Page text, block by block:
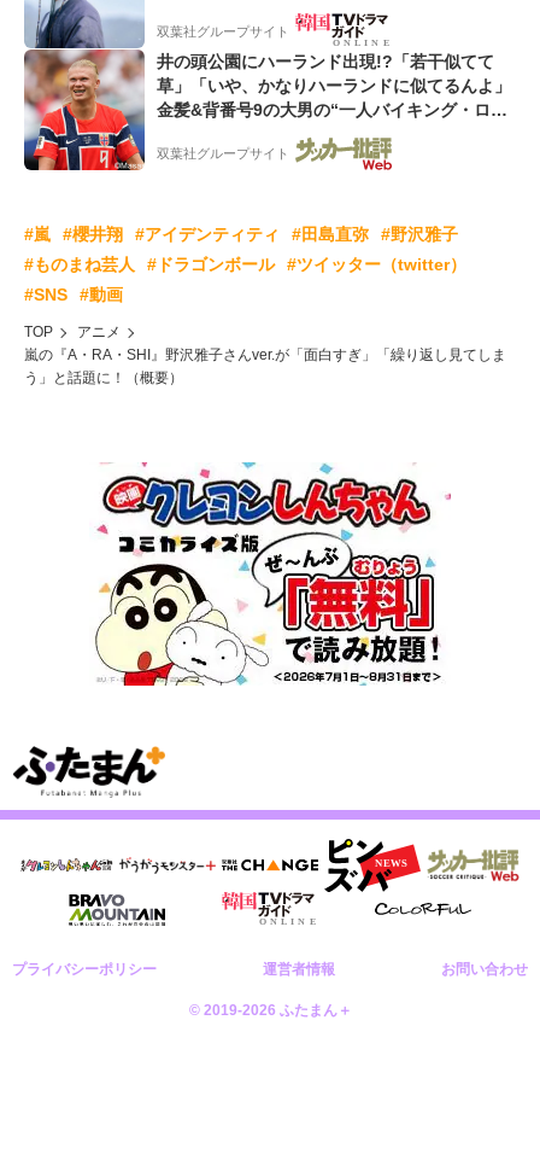
双葉社グループサイト
井の頭公園にハーランド出現!?「若干似てて
草」「いや、かなりハーランドに似てるんよ」
金髪&背番号9の大男の“一人バイキング・ロ
ー”映像が話題!「元気をもらった」
双葉社グループサイト
#嵐 #櫻井翔 #アイデンティティ #田島直弥
#野沢雅子
#ものまね芸人
#ドラゴンボール
#ツイッター（twitter）
#SNS
#動画
TOP
アニメ
嵐の『A・RA・SHI』野沢雅子さんver.が「面白すぎ」「繰り返し見てしま
う」と話題に！（概要）
プライバシーポリシー 運営者情報 お問い合わせ
© 2019-2026 ふたまん＋